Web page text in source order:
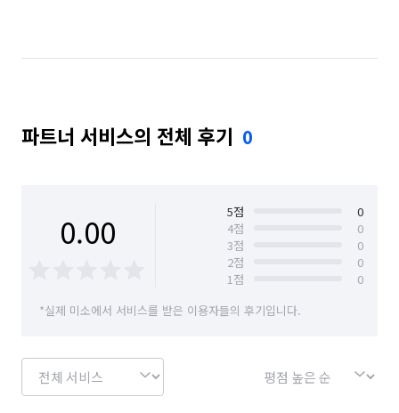
파트너 서비스의 전체 후기 0
0.00 5점
0
4점
0
3점
0
2점
0
1점
0
*실제 미소에서 서비스를 받은 이용자들의 후기입니다.